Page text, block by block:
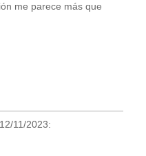
me parece más que
12/11/2023: